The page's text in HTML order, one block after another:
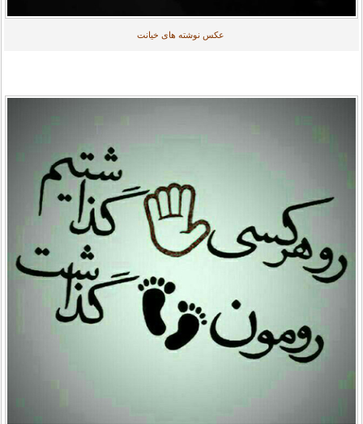
عکس نوشته های خیانت